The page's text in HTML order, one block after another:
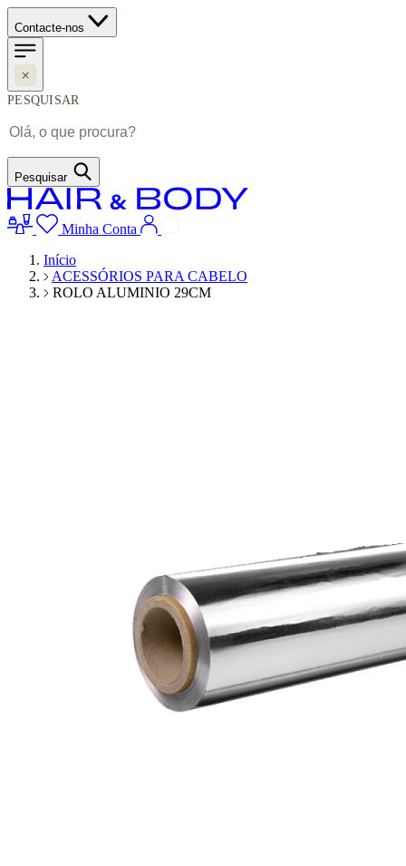
Contacte-nos
PESQUISAR
Pesquisar
Minha Conta
Início
ACESSÓRIOS PARA CABELO
ROLO ALUMINIO 29CM